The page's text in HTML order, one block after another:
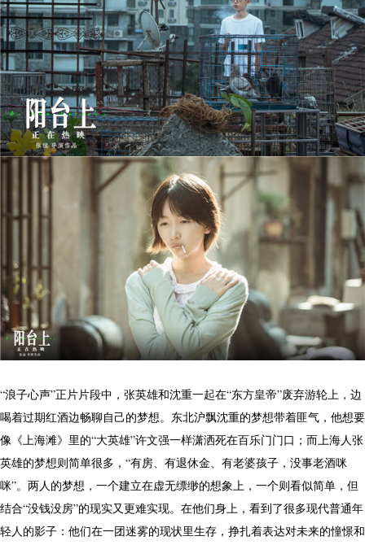
“浪子心声”正片片段中，张英雄和沈重一起在“东方皇帝”废弃游轮上，边
喝着过期红酒边畅聊自己的梦想。东北沪飘沈重的梦想带着匪气，他想要
像《上海滩》里的“大英雄”许文强一样潇洒死在百乐门门口；而上海人张
英雄的梦想则简单很多，“有房、有退休金、有老婆孩子，没事老酒咪
咪”。两人的梦想，一个建立在虚无缥缈的想象上，一个则看似简单，但
结合“没钱没房”的现实又更难实现。在他们身上，看到了很多现代普通年
轻人的影子：他们在一团迷雾的现状里生存，挣扎着表达对未来的憧憬和